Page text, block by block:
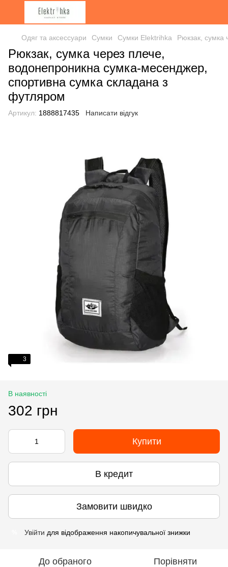
Одяг та аксессуари Сумки Сумки Elektrihka Рюкзак, сумка
Рюкзак, сумка через плече,
водонепроникна сумка-месенджер,
спортивна сумка складана з
футляром
Артикул: 1888817435 Написати відгук
3
В наявності
302 грн
Купити
В кредит
Замовити швидко
Увійти для відображення накопичувальної знижки
До обраного Порівняти